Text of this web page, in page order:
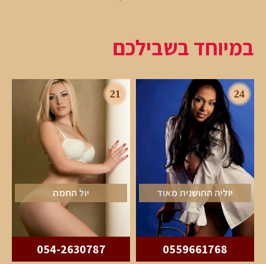
במיוחד בשבילכם
24
יוליה החושנית מאוד
0559661768
21
יול החמה
054-2630787